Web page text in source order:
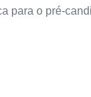
para o pré-